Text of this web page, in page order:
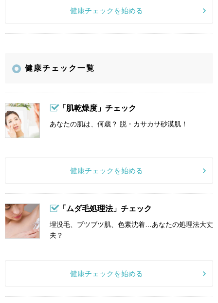
健康チェックを始める
健康チェック一覧
「肌乾燥度」チェック
あなたの肌は、何歳？ 脱・カサカサ砂漠肌！
健康チェックを始める
「ムダ毛処理法」チェック
埋没毛、ブツブツ肌、色素沈着…あなたの処理法大丈
夫？
健康チェックを始める